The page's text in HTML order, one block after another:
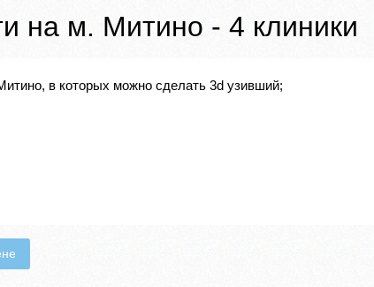
на м. Митино - 4 клиники
в которых можно сделать 3d узивший;